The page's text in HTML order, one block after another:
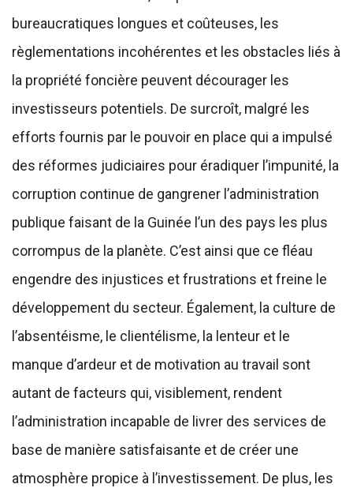
bureaucratiques longues et coûteuses, les
règlementations incohérentes et les obstacles liés à
la propriété foncière peuvent décourager les
investisseurs potentiels. De surcroît, malgré les
efforts fournis par le pouvoir en place qui a impulsé
des réformes judiciaires pour éradiquer l’impunité, la
corruption continue de gangrener l’administration
publique faisant de la Guinée l’un des pays les plus
corrompus de la planète. C’est ainsi que ce fléau
engendre des injustices et frustrations et freine le
développement du secteur. Également, la culture de
l’absentéisme, le clientélisme, la lenteur et le
manque d’ardeur et de motivation au travail sont
autant de facteurs qui, visiblement, rendent
l’administration incapable de livrer des services de
base de manière satisfaisante et de créer une
atmosphère propice à l’investissement. De plus, les